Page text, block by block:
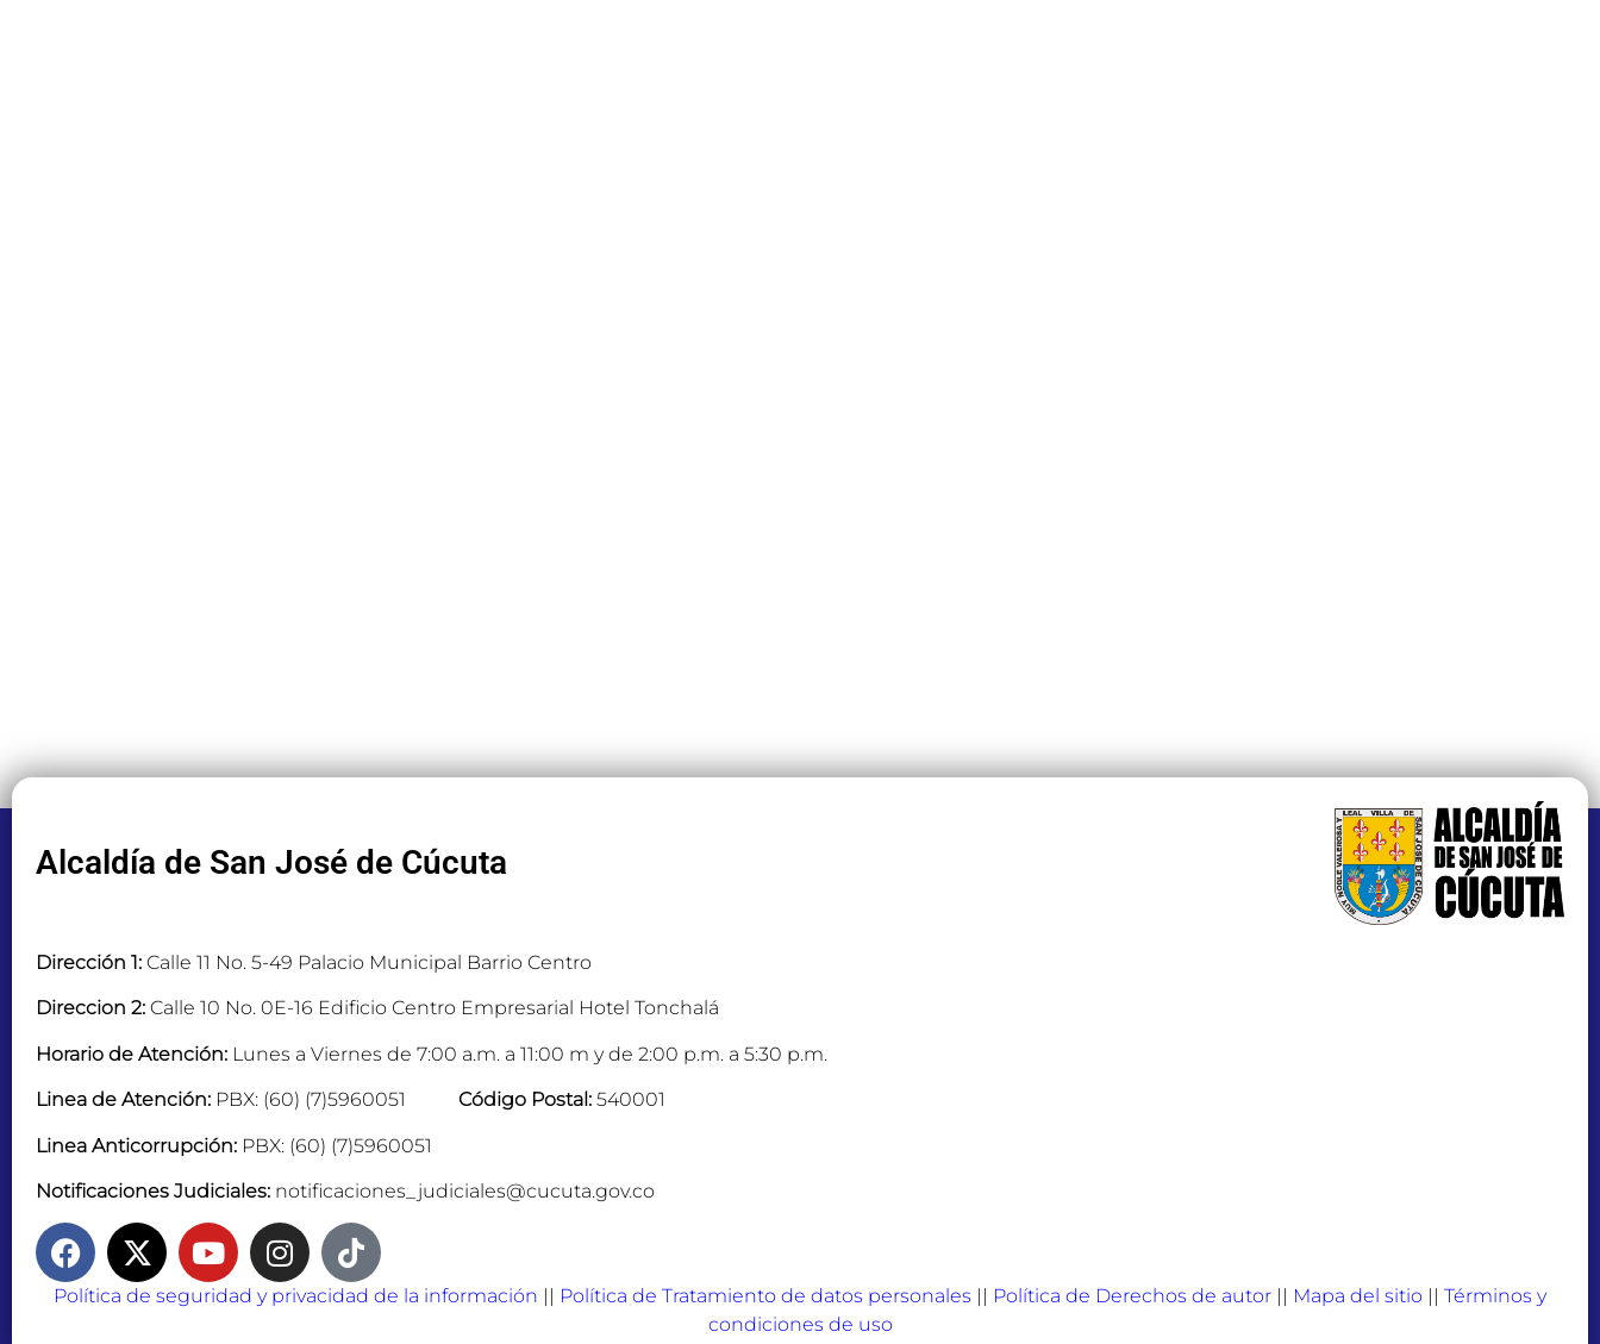
Alcaldía de San José de Cúcuta
Dirección 1: Calle 11 No. 5-49 Palacio Municipal Barrio Centro
Direccion 2: Calle 10 No. 0E-16 Edificio Centro Empresarial Hotel Tonchalá
Horario de Atención: Lunes a Viernes de 7:00 a.m. a 11:00 m y de 2:00 p.m. a 5:30 p.m.
Linea de Atención: PBX: (60) (7)5960051 Código Postal: 540001
Linea Anticorrupción: PBX: (60) (7)5960051
Notificaciones Judiciales: notificaciones_judiciales@cucuta.gov.co
Política de seguridad y privacidad de la información Política de Tratamiento de datos personales Política de Derechos de autor Mapa del sitio
Términos y
condiciones de uso